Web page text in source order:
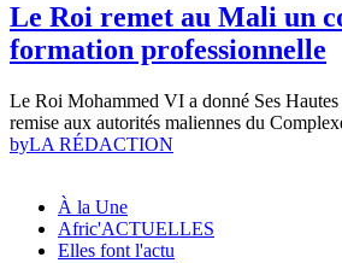
Le Roi remet au Mali un
formation professionnelle
Le Roi Mohammed VI a donné Ses
remise aux autorités maliennes du
byLA RÉDACTION
À la Une
Afric'ACTUELLES
Elles font l'actu